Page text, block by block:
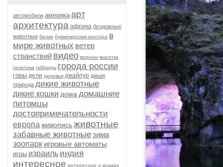
автомобили америка арт
архитектура африка бездомные
животные белки букмекерская контора в
мире животных ветер
странствий видео вороны высотка
генетика гибриды города россии
горы дели деревья джайпур дикая
природа дикие животные
дикие кошки дома домашние
питомцы
достопримечательности
европа живописьживотные
забавные животныезима
зоопарк игровые автоматы
игры израиль индия
интересное интересное о кошках